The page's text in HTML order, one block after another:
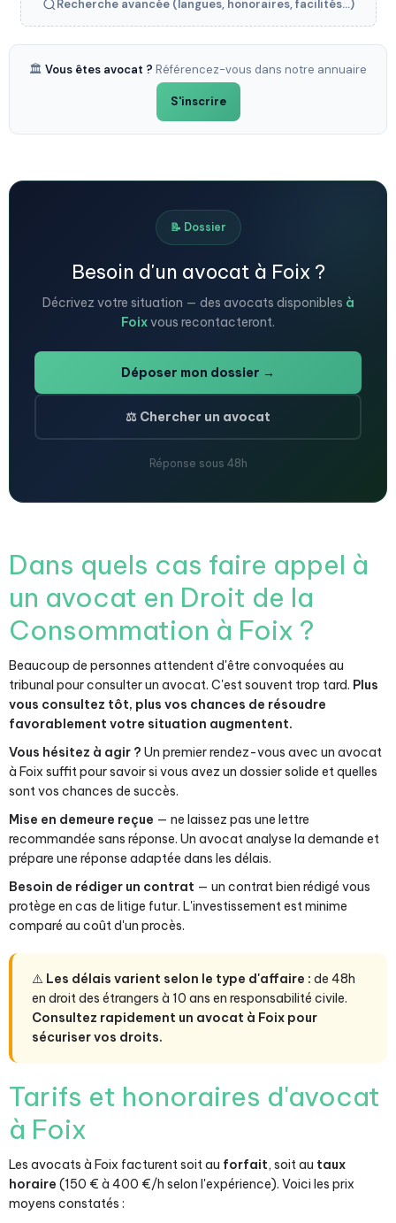
Recherche avancée (langues, honoraires, facilités...)
🏛️ Vous êtes avocat ? Référencez-vous dans notre annuaire
S'inscrire
📝 Dossier
Besoin d'un avocat à Foix ?
Décrivez votre situation — des avocats disponibles à
Foixvous recontacteront.
Déposer mon dossier →
⚖️ Chercher un avocat
Réponse sous 48h
Dans quels cas faire appel à
un avocat en Droit de la
Consommation à Foix ?
Beaucoup de personnes attendent d'être convoquées au
tribunal pour consulter un avocat. C'est souvent trop tard. Plus
vous consultez tôt, plus vos chances de résoudre
favorablement votre situation augmentent.
Vous hésitez à agir ? Un premier rendez-vous avec un avocat
à Foix suffit pour savoir si vous avez un dossier solide et quelles
sont vos chances de succès.
Mise en demeure reçue — ne laissez pas une lettre
recommandée sans réponse. Un avocat analyse la demande et
prépare une réponse adaptée dans les délais.
Besoin de rédiger un contrat — un contrat bien rédigé vous
protège en cas de litige futur. L'investissement est minime
comparé au coût d'un procès.
⚠️ Les délais varient selon le type d'affaire : de 48h
en droit des étrangers à 10 ans en responsabilité civile.
Consultez rapidement un avocat à Foix pour
sécuriser vos droits.
Tarifs et honoraires d'avocat
à Foix
Les avocats à Foix facturent soit au forfait, soit au taux
horaire (150 € à 400 €/h selon l'expérience). Voici les prix
moyens constatés :